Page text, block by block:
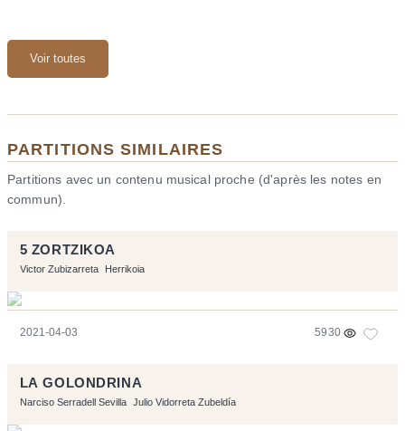
Voir toutes
PARTITIONS SIMILAIRES
Partitions avec un contenu musical proche (d'après les notes en
commun).
5 ZORTZIKOA
Victor Zubizarreta Herrikoia
2021-04-03 5930
LA GOLONDRINA
Narciso Serradell Sevilla Julio Vidorreta Zubeldía